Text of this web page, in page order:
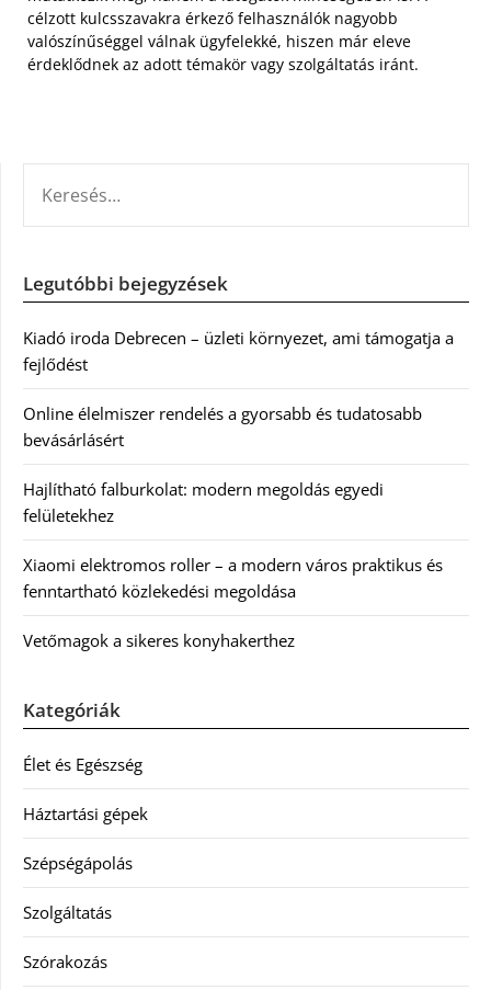
célzott kulcsszavakra érkező felhasználók nagyobb
valószínűséggel válnak ügyfelekké, hiszen már eleve
érdeklődnek az adott témakör vagy szolgáltatás iránt.
Legutóbbi bejegyzések
Kiadó iroda Debrecen – üzleti környezet, ami támogatja a
fejlődést
Online élelmiszer rendelés a gyorsabb és tudatosabb
bevásárlásért
Hajlítható falburkolat: modern megoldás egyedi
felületekhez
Xiaomi elektromos roller – a modern város praktikus és
fenntartható közlekedési megoldása
Vetőmagok a sikeres konyhakerthez
Kategóriák
Élet és Egészség
Háztartási gépek
Szépségápolás
Szolgáltatás
Szórakozás